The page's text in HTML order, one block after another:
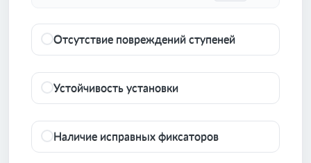
Отсутствие повреждений ступеней
Устойчивость установки
Наличие исправных фиксаторов